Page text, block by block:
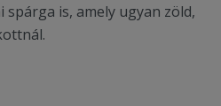
is, amely ugyan zöld,